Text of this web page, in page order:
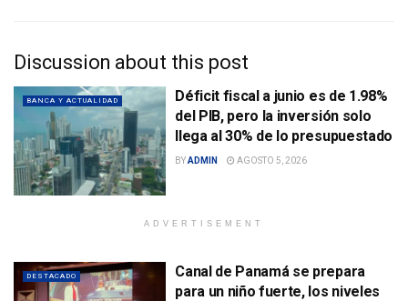
Discussion about this post
BANCA Y ACTUALIDAD
Déficit fiscal a junio es de 1.98%
del PIB, pero la inversión solo
llega al 30% de lo presupuestado
BYADMIN AGOSTO 5, 2026
ADVERTISEMENT
DESTACADO
Canal de Panamá se prepara
para un niño fuerte, los niveles